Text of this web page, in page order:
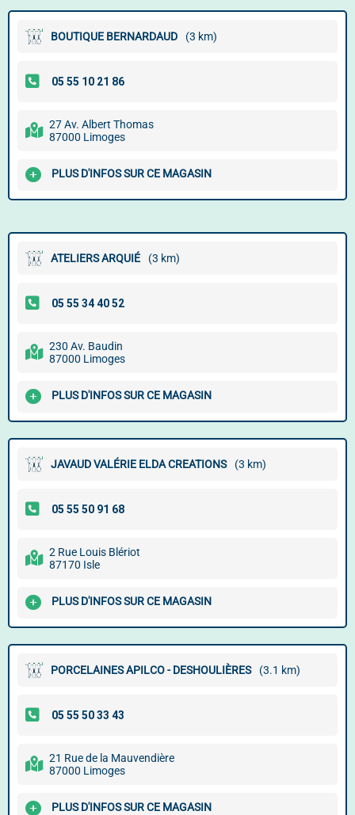
BOUTIQUE BERNARDAUD (3 km)
27 Av. Albert Thomas
87000 Limoges
PLUS D'INFOS SUR CE MAGASIN
ATELIERS ARQUIÉ (3 km)
230 Av. Baudin
87000 Limoges
PLUS D'INFOS SUR CE MAGASIN
JAVAUD VALÉRIE ELDA CREATIONS (3 km)
2 Rue Louis Blériot
87170 Isle
PLUS D'INFOS SUR CE MAGASIN
PORCELAINES APILCO - DESHOULIÈRES (3.1 km)
21 Rue de la Mauvendière
87000 Limoges
PLUS D'INFOS SUR CE MAGASIN